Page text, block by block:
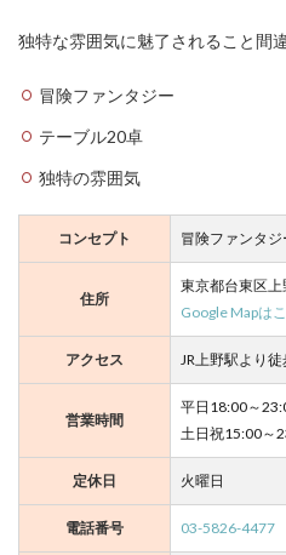
af
＆
ar
PI
N
パ
ン
EL
PL
A
独特な雰囲気に魅了されること間
冒険ファンタジー
テーブル20卓
独特の雰囲気
コンセプト 冒険ファンタジ
住所
東京都台東区
Google Mapは
アクセス JR上野駅より
営業時間
平日18:00～
土日祝15:00～
定休日 火曜日
電話番号 03-5826-4477